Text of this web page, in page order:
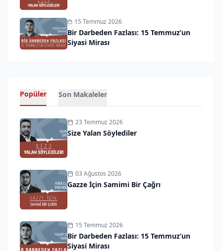
15 Temmuz 2026
Bir Darbeden Fazlası: 15 Temmuz’un
Siyasi Mirası
Popüler Son Makaleler
23 Temmuz 2026
Size Yalan Söylediler
03 Ağustos 2026
Gazze İçin Samimi Bir Çağrı
15 Temmuz 2026
Bir Darbeden Fazlası: 15 Temmuz’un
Siyasi Mirası